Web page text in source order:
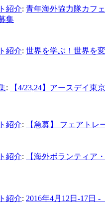
紹介: 青年海外協力隊カフ
集
紹介: 世界を学ぶ！世界を
: 【4/23,24】アースデイ東
紹介: 【急募】 フェアト
紹介:
【海外ボランティア
紹介: 2016年4月12日-17日